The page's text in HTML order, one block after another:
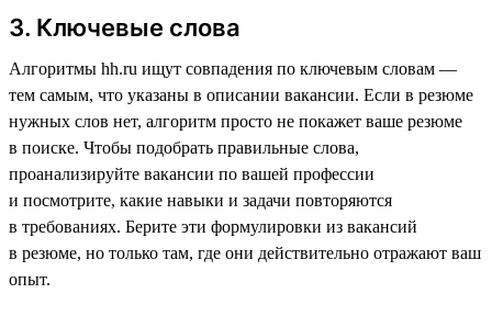
3. Ключевые слова
Алгоритмы hh.ru ищут совпадения по ключевым словам —
тем самым, что указаны в описании вакансии. Если в резюме
нужных слов нет, алгоритм просто не покажет ваше резюме
в поиске. Чтобы подобрать правильные слова,
проанализируйте вакансии по вашей профессии
и посмотрите, какие навыки и задачи повторяются
в требованиях. Берите эти формулировки из вакансий
в резюме, но только там, где они действительно отражают ваш
опыт.